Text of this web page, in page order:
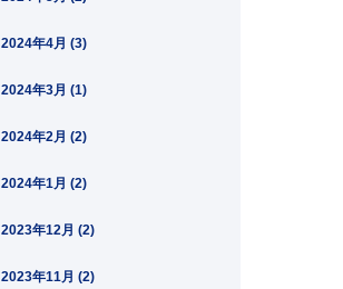
2024年4月 (3)
2024年3月 (1)
2024年2月 (2)
2024年1月 (2)
2023年12月 (2)
2023年11月 (2)